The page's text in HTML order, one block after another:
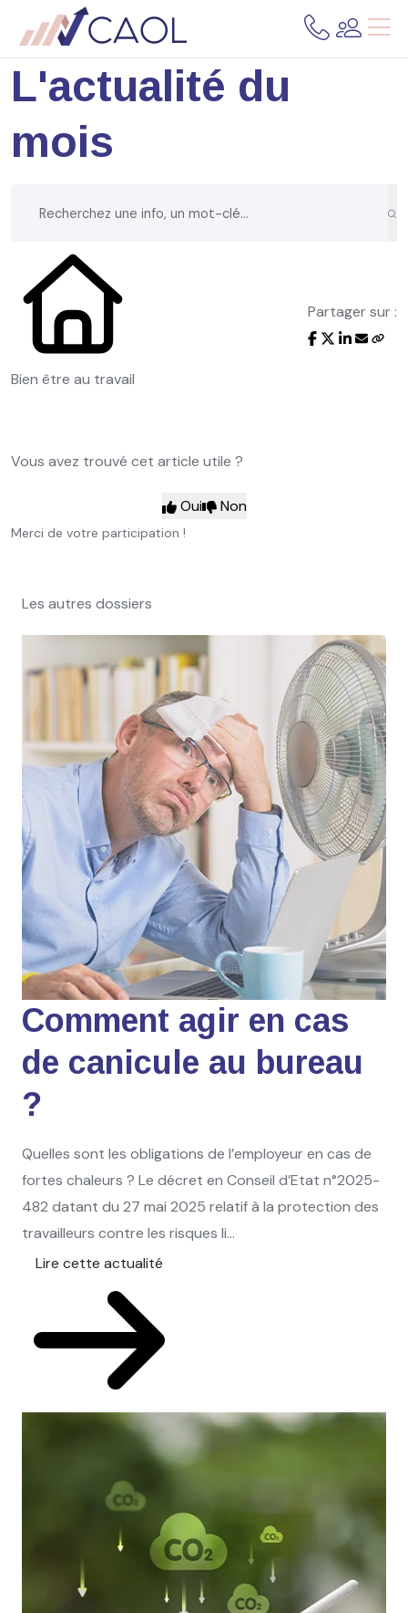
L'actualité du
mois
Bien être au travail
Partager sur :
Vous avez trouvé cet article utile ?
Oui Non
Merci de votre participation !
Les autres dossiers
Comment agir en cas
de canicule au bureau
?
Quelles sont les obligations de l’employeur en cas de
fortes chaleurs ? Le décret en Conseil d’Etat n°2025-
482 datant du 27 mai 2025 relatif à la protection des
travailleurs contre les risques li...
Lire cette actualité